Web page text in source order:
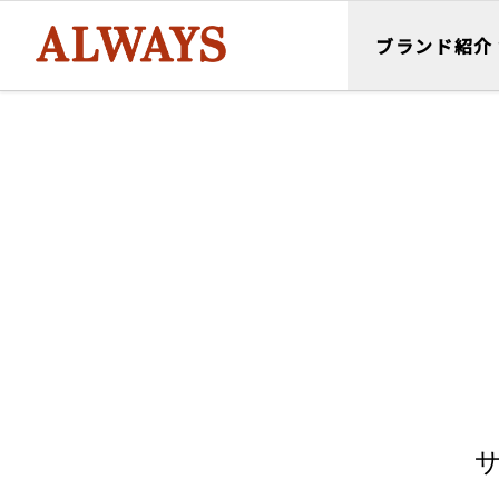
ブランド紹介